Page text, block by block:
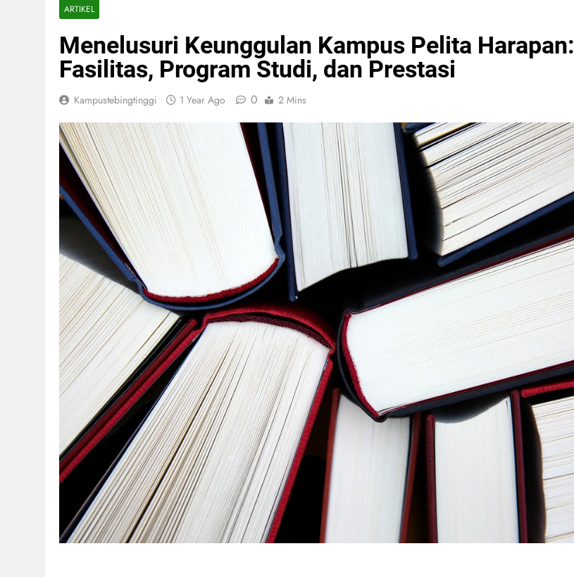
ARTIKEL
Menelusuri Keunggulan Kampus Pelita Harapan:
Fasilitas, Program Studi, dan Prestasi
Kampustebingtinggi 1 Year Ago 0 2 Mins